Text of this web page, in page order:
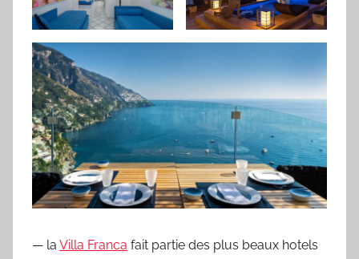
— la Villa Franca fait partie des plus beaux hotels